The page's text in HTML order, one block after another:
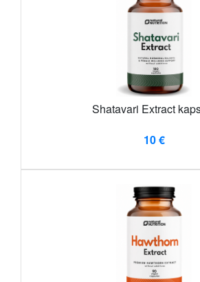
Shatavari Extract
10 €